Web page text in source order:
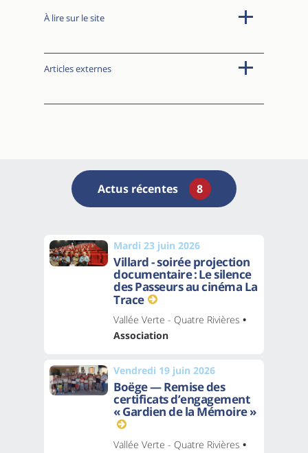
À lire sur le site
Articles externes
Actus récentes 8
Mardi 23 juin 2026
Villard - soirée projection
documentaire : Le silence
des Passeurs au cinéma La
Trace
Vallée Verte - Quatre Rivières •
Association
Vendredi 19 juin 2026
Boëge — Remise des
certificats d’engagement
« Gardien de la Mémoire »
Vallée Verte - Quatre Rivières •